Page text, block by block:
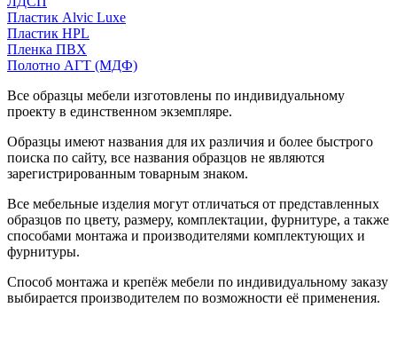
Пластик Alvic Luxe
Пластик HPL
Пленка ПВХ
Полотно АГТ (МДФ)
Все образцы мебели изготовлены по индивидуальному
проекту в единственном экземпляре.
Образцы имеют названия для их различия и более быстрого
поиска по сайту, все названия образцов не являются
зарегистрированным товарным знаком.
Все мебельные изделия могут отличаться от представленных
образцов по цвету, размеру, комплектации, фурнитуре, а также
способами монтажа и производителями комплектующих и
фурнитуры.
Способ монтажа и крепёж мебели по индивидуальному заказу
выбирается производителем по возможности её применения.